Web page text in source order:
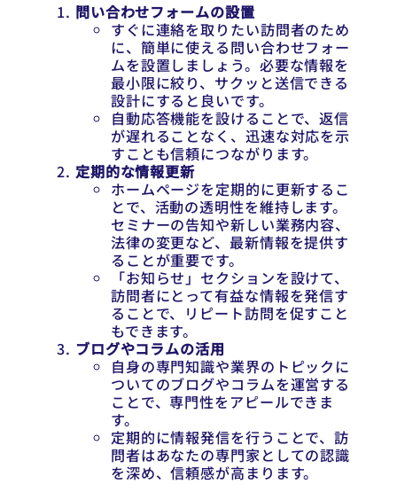
問い合わせフォームの設置
すぐに連絡を取りたい訪問者のため
に、簡単に使える問い合わせフォー
ムを設置しましょう。必要な情報を
最小限に絞り、サクッと送信できる
設計にすると良いです。
自動応答機能を設けることで、返信
が遅れることなく、迅速な対応を示
すことも信頼につながります。
定期的な情報更新
ホームページを定期的に更新するこ
とで、活動の透明性を維持します。
セミナーの告知や新しい業務内容、
法律の変更など、最新情報を提供す
ることが重要です。
「お知らせ」セクションを設けて、
訪問者にとって有益な情報を発信す
ることで、リピート訪問を促すこと
もできます。
ブログやコラムの活用
自身の専門知識や業界のトピックに
ついてのブログやコラムを運営する
ことで、専門性をアピールできま
す。
定期的に情報発信を行うことで、訪
問者はあなたの専門家としての認識
を深め、信頼感が高まります。